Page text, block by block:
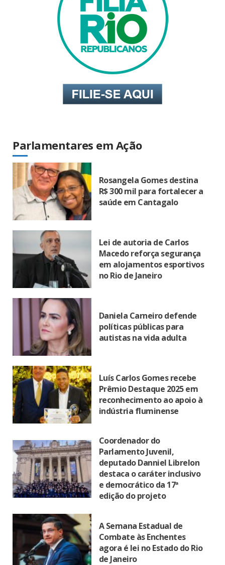
Parlamentares em Ação
Rosangela Gomes destina
R$ 300 mil para fortalecer a
saúde em Cantagalo
Lei de autoria de Carlos
Macedo reforça segurança
em alojamentos esportivos
no Rio de Janeiro
Daniela Carneiro defende
políticas públicas para
autistas na vida adulta
Luís Carlos Gomes recebe
Prêmio Destaque 2025 em
reconhecimento ao apoio à
indústria fluminense
Coordenador do
Parlamento Juvenil,
deputado Danniel Librelon
destaca o caráter inclusivo
e democrático da 17ª
edição do projeto
A Semana Estadual de
Combate às Enchentes
agora é lei no Estado do Rio
de Janeiro